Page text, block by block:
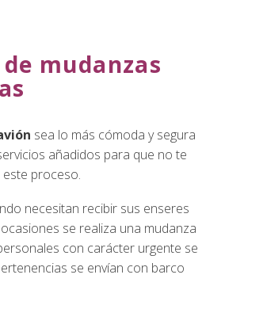
mudanzas
sea lo más cómoda y segura
añadidos para que no te
proceso.
necesitan recibir sus enseres
se realiza una mudanza
con carácter urgente se
se envían con barco